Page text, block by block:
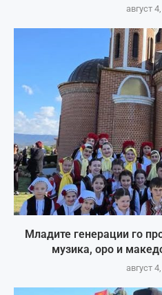
август
Младите генерации го
музика, оро и
август